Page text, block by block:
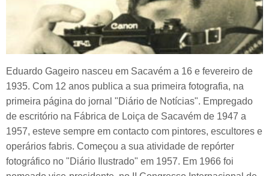
Eduardo Gageiro nasceu em Sacavém a 16 e fevereiro de
1935. Com 12 anos publica a sua primeira fotografia, na
primeira página do jornal "Diário de Notícias". Empregado
de escritório na Fábrica de Loiça de Sacavém de 1947 a
1957, esteve sempre em contacto com pintores, escultores e
operários fabris. Começou a sua atividade de repórter
fotográfico no "Diário Ilustrado" em 1957. Em 1966 foi